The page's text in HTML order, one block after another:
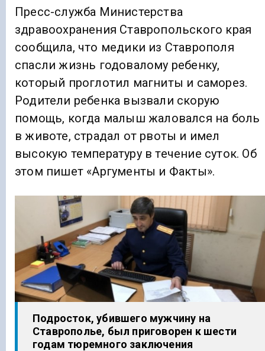
Пресс-служба Министерства
здравоохранения Ставропольского края
сообщила, что медики из Ставрополя
спасли жизнь годовалому ребенку,
который проглотил магниты и саморез.
Родители ребенка вызвали скорую
помощь, когда малыш жаловался на боль
в животе, страдал от рвоты и имел
высокую температуру в течение суток. Об
этом пишет «Аргументы и Факты».
Подросток, убившего мужчину на
Ставрополье, был приговорен к шести
годам тюремного заключения